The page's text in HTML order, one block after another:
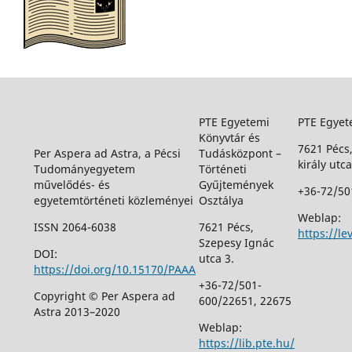
Per Aspera ad Astra, a Pécsi
Tudományegyetem
művelődés- és
egyetemtörténeti közleményei
ISSN 2064-6038
DOI:
https://doi.org/10.15170/PAAA
Copyright © Per Aspera ad
Astra 2013–2020
PTE Egyetemi
Könyvtár és
Tudásközpont –
Történeti
Gyűjtemények
Osztálya
7621 Pécs,
Szepesy Ignác
utca 3.
+36-72/501-
600/22651, 22675
Weblap:
https://lib.pte.hu/
PTE
7621
király
+36-72/
Weblap:
https://